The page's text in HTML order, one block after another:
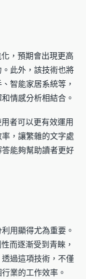
，預期會出現更高
此外，該技術也將
智能家居系統等，
情感分析相結合。
者可以更有效運用
，讓繁雜的文字處
能夠幫助讀者更好
用顯得尤為重要。
而逐漸受到青睞，
過這項技術，不僅
業的工作效率。